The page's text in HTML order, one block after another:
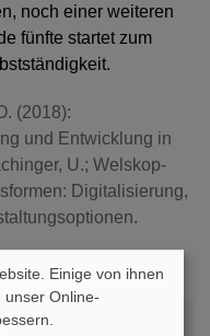
noch einer weiteren
fünfte startet zum
(2018):
und Entwicklung in
U.; Welskop-
Digitalisierung,
Einige von ihnen
unser Online-